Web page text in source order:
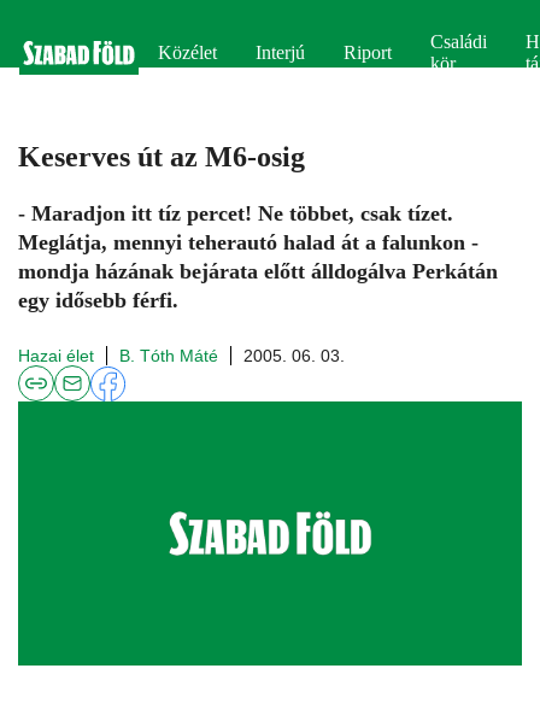
Közélet Interjú Riport
Családi
kör
Keserves út az M6-osig
- Maradjon itt tíz percet! Ne többet, csak tízet.
Meglátja, mennyi teherautó halad át a falunkon -
mondja házának bejárata előtt álldogálva Perkátán
egy idősebb férfi.
Hazai élet B. Tóth Máté 2005. 06. 03.